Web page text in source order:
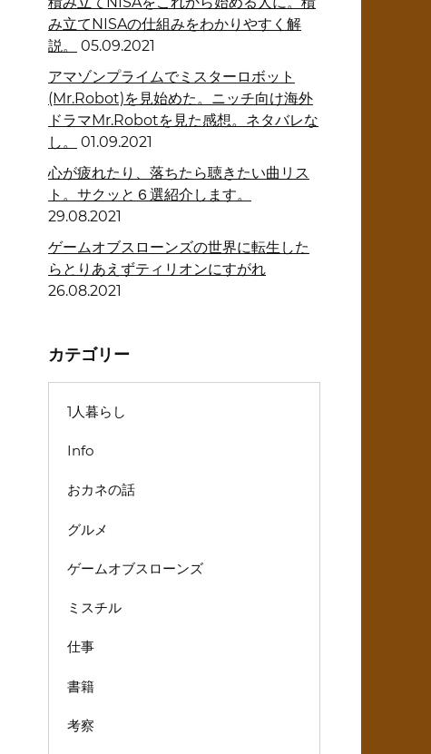
み立てNISAの仕組みをわかりやすく解
説。
05.09.2021
アマゾンプライムでミスターロボット
(Mr.Robot)を見始めた。ニッチ向け海外
ドラマMr.Robotを見た感想。ネタバレな
し。
01.09.2021
心が疲れたり、落ちたら聴きたい曲リス
ト。サクッと６選紹介します。
29.08.2021
ゲームオブスローンズの世界に転生した
らとりあえずティリオンにすがれ
26.08.2021
カテゴリー
1人暮らし
Info
おカネの話
グルメ
ゲームオブスローンズ
ミスチル
仕事
書籍
考察